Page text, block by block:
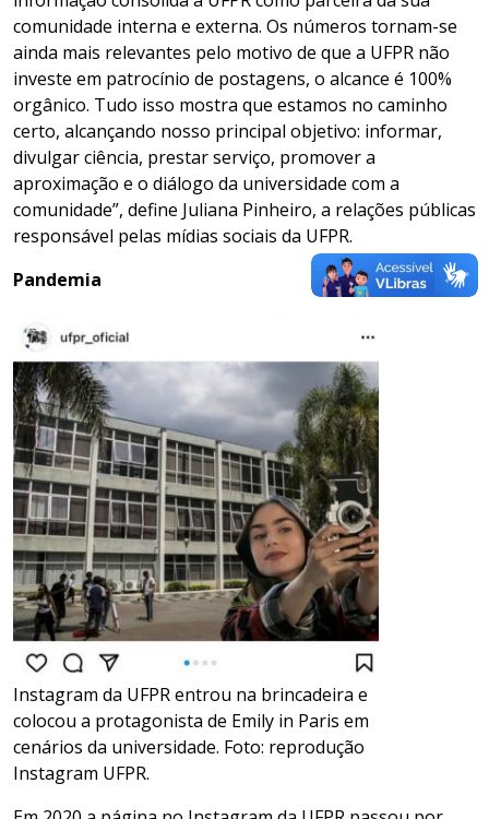
comunidade interna e externa. Os números tornam-se
ainda mais relevantes pelo motivo de que a UFPR não
investe em patrocínio de postagens, o alcance é 100%
orgânico. Tudo isso mostra que estamos no caminho
certo, alcançando nosso principal objetivo: informar,
divulgar ciência, prestar serviço, promover a
aproximação e o diálogo da universidade com a
comunidade”, define Juliana Pinheiro, a relações públicas
responsável pelas mídias sociais da UFPR.
Pandemia
Instagram da UFPR entrou na brincadeira e
colocou a protagonista de Emily in Paris em
cenários da universidade. Foto: reprodução
Instagram UFPR.